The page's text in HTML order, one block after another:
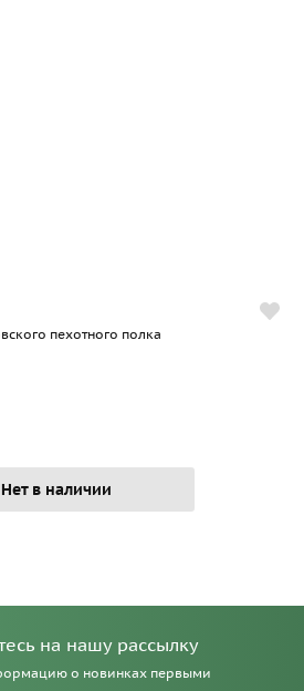
пехотного полка
Нет в наличии
на нашу рассылку
о новинках первыми